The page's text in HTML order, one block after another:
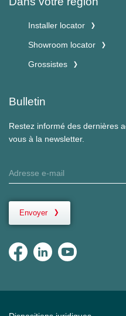
Installer locator
Showroom locator
Grossistes
Bulletin
Restez informé des dernières
vous à la newsletter.
Envoyer